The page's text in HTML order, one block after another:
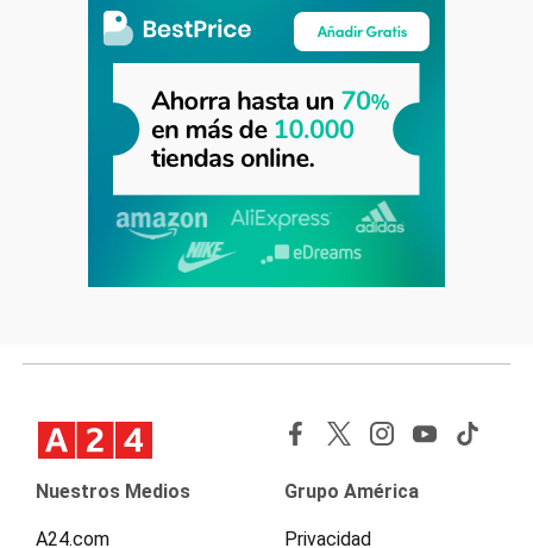
Nuestros Medios
A24.com
Grupo América
Privacidad